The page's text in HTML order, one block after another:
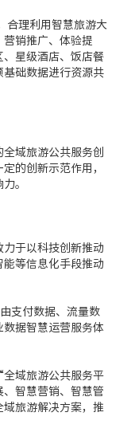
合理利用智慧旅游大
营销推广、体验提
、星级酒店、饭店餐
基础数据进行资源共
域旅游公共服务创
的创新示范作用，
。
力于以科技创新推动
等信息化手段推动
支付数据、流量数
据智慧运营服务体
域旅游公共服务平
智慧营销、智慧管
旅游解决方案，推